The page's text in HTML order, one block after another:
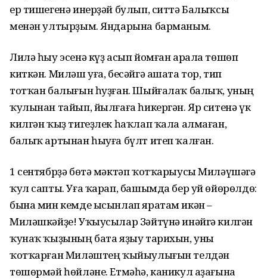
ер тишегенә инерҙәй булып, ситтә Балыҡсы
менән ултырҙым. Яндарына барманым.
Лилә һыу эсенә күҙ асып йомған арала төшөп
киткән. Миләш уға, бесәйгә ашата тор, тип
тотҡан балығын һуҙған. Шыйғалаҡ балыҡ, уның
ҡулынан тайып, йылғаға һикергән. Яр ситенә үк
килгән ҡыҙ тигеҙлек һаҡлап ҡала алмаған,
балыҡ артынан һыуға бүлт итеп ҡалған.
1 сентябрҙә бөтә мәктәп ҡотҡарыусы Миләүшәгә
ҡул сапты. Уға ҡарап, башымда бер уй өйөрөлдө:
бына мин кемде ысынлап яратам икән –
Миләшкәйҙе! Уҡыусылар Зәйтүнә инәйгә килгән
ҡунаҡ ҡыҙының бата яҙыу тарихын, уны
ҡотҡарған Миләштең ҡыйыулығын телдән
төшөрмәй һөйләне. Етмәһә, каникул аҙағына